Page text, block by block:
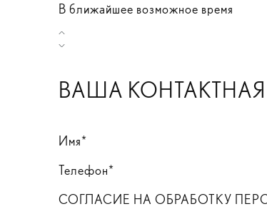
В ближайшее возможное время
ВАША
Имя*
Телефон*
СОГЛАСИЕ НА ОБРАБОТКУ